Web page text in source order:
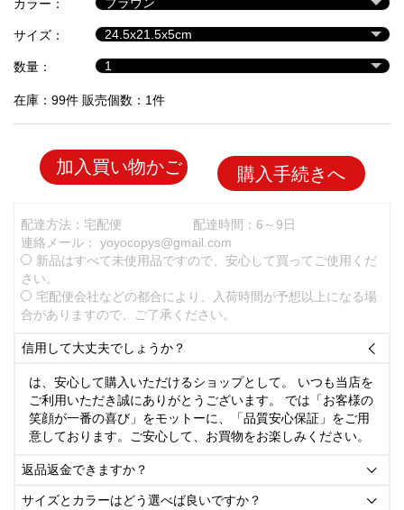
ル
品
カラー：
サイズ：
数量：
在庫：99件 販売個数：1件
加入買い物かご 購入手続きへ
配達方法：宅配便
配達時間：6～9日
連絡メール： yoyocopys@gmail.com
新品はすべて未使用品ですので、安心して買ってご使用くだ
さい。
宅配便会社などの都合により、入荷時間が予想以上になる場
合がありますので、ご了承ください。
信用して大丈夫でしょうか？ 
は、安心して購入いただけるショップとして。 いつも当店を
ご利用いただき誠にありがとうございます。 では「お客様の
笑顔が一番の喜び」をモットーに、「品質安心保証」をご用
意しております。ご安心して、お買物をお楽しみください。
返品返金できますか？ 
サイズとカラーはどう選べば良いですか？ 